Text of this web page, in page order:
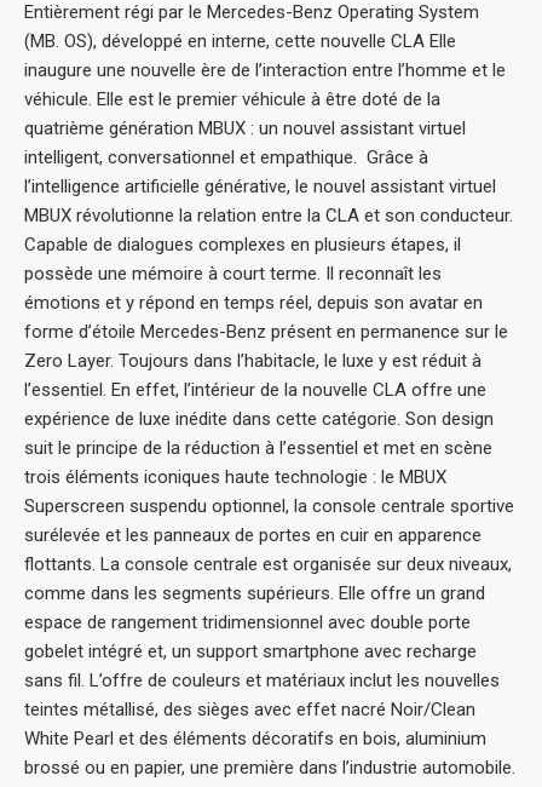
Entièrement régi par le Mercedes-Benz Operating System
(MB. OS), développé en interne, cette nouvelle CLA Elle
inaugure une nouvelle ère de l’interaction entre l’homme et le
véhicule. Elle est le premier véhicule à être doté de la
quatrième génération MBUX : un nouvel assistant virtuel
intelligent, conversationnel et empathique. Grâce à
l’intelligence artificielle générative, le nouvel assistant virtuel
MBUX révolutionne la relation entre la CLA et son conducteur.
Capable de dialogues complexes en plusieurs étapes, il
possède une mémoire à court terme. Il reconnaît les
émotions et y répond en temps réel, depuis son avatar en
forme d’étoile Mercedes-Benz présent en permanence sur le
Zero Layer. Toujours dans l’habitacle, le luxe y est réduit à
l’essentiel. En effet, l’intérieur de la nouvelle CLA offre une
expérience de luxe inédite dans cette catégorie. Son design
suit le principe de la réduction à l’essentiel et met en scène
trois éléments iconiques haute technologie : le MBUX
Superscreen suspendu optionnel, la console centrale sportive
surélevée et les panneaux de portes en cuir en apparence
flottants. La console centrale est organisée sur deux niveaux,
comme dans les segments supérieurs. Elle offre un grand
espace de rangement tridimensionnel avec double porte
gobelet intégré et, un support smartphone avec recharge
sans fil. L’offre de couleurs et matériaux inclut les nouvelles
teintes métallisé, des sièges avec effet nacré Noir/Clean
White Pearl et des éléments décoratifs en bois, aluminium
brossé ou en papier, une première dans l’industrie automobile.